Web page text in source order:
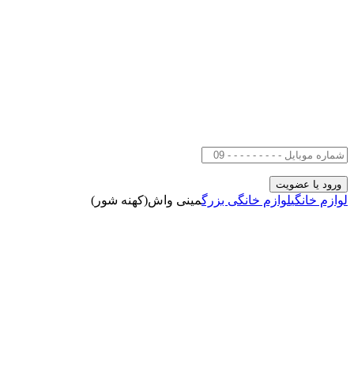
لوازم خانگیلوازم خانگی بزرگمینی واش(کهنه شور)